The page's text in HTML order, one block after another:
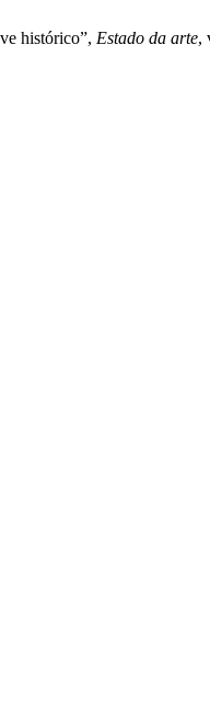
histórico”, Estado da arte,